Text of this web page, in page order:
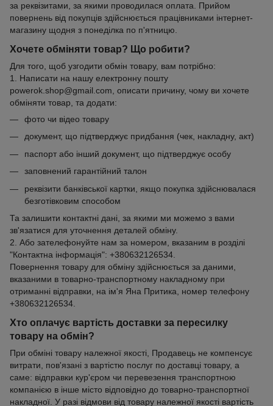
за реквізитами, за якими проводилася оплата. Прийом
повернень від покупців здійснюється працівниками інтернет-
магазину щодня з понеділка по п'ятницю.
Хочете обміняти товар? Що робити?
Для того, щоб узгодити обмін товару, вам потрібно:
1. Написати на нашу електронну пошту
powerok.shop@gmail.com, описати причину, чому ви хочете
обміняти товар, та додати:
фото чи відео товару
документ, що підтверджує придбання (чек, накладну, акт)
паспорт або інший документ, що підтверджує особу
заповнений гарантійний талон
реквізити банківської картки, якщо покупка здійснювалася
безготівковим способом
Та залишити контактні дані, за якими ми можемо з вами
зв'язатися для уточнення деталей обміну.
2. Або зателефонуйте нам за номером, вказаним в розділі
"Контактна інформація": +380632126534.
Повернення товару для обміну здійснюється за даними,
вказаними в товарно-транспортному накладному при
отриманні відправки, на ім'я Яна Притика, номер телефону
+380632126534.
Хто оплачує вартість доставки за пересилку
товару на обмін?
При обміні товару належної якості, Продавець не компенсує
витрати, пов'язані з вартістю послуг по доставці товару, а
саме: відправки кур'єром чи перевезення транспортною
компанією в інше місто відповідно до товарно-транспортної
накладної. У разі відмови від товару належної якості вартість